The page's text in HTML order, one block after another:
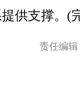
供支撑。(
责任编